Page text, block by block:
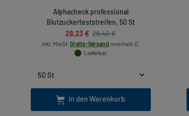
Alphacheck professional
Blutzuckerteststreifen, 50 St
28,23 € 28,40 €
inkl. MwSt. Gratis-Versand innerhalb D.
Lieferbar
In den Warenkorb